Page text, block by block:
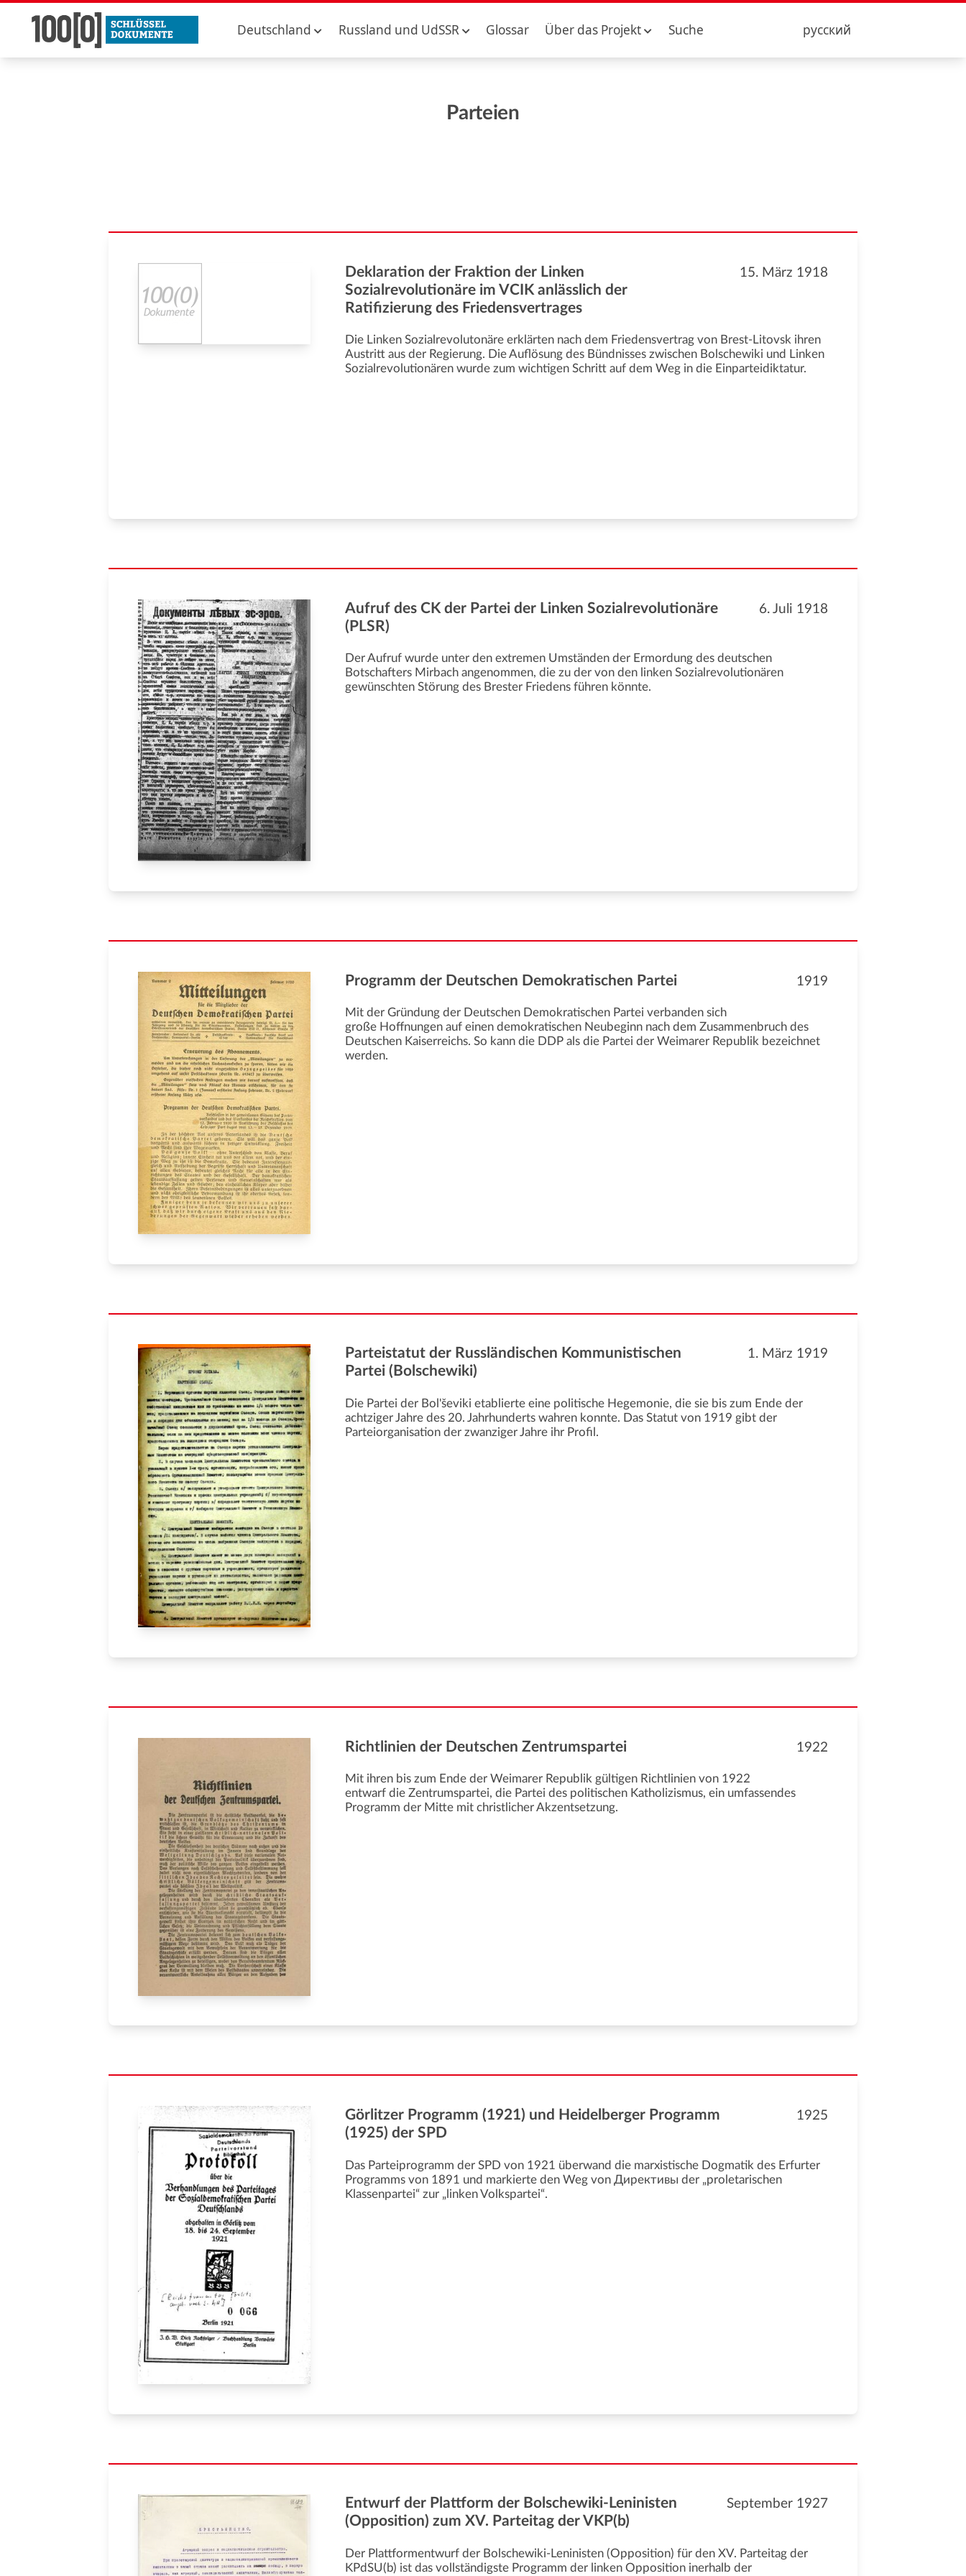
Deutschland Russland und UdSSR Glossar Über das Projekt Suche русский
Parteien
15. März 1918
Deklaration der Fraktion der Linken
Sozialrevolutionäre im VCIK anlässlich der
Ratifizierung des Friedensvertrages
Die Linken Sozialrevolutonäre erklärten nach dem Friedensvertrag von Brest-Litovsk ihren
Austritt aus der Regierung. Die Auflösung des Bündnisses zwischen Bolschewiki und Linken
Sozialrevolutionären wurde zum wichtigen Schritt auf dem Weg in die Einparteidiktatur.
6. Juli 1918
Aufruf des CK der Partei der Linken Sozialrevolutionäre
(PLSR)
Der Aufruf wurde unter den extremen Umständen der Ermordung des deutschen
Botschafters Mirbach angenommen, die zu der von den linken Sozialrevolutionären
gewünschten Störung des Brester Friedens führen könnte.
1919
Programm der Deutschen Demokratischen Partei
Mit der Gründung der Deutschen Demokratischen Partei verbanden sich
große Hoffnungen auf einen demokratischen Neubeginn nach dem Zusammenbruch des
Deutschen Kaiserreichs. So kann die DDP als die Partei der Weimarer Republik bezeichnet
werden.
1. März 1919
Parteistatut der Russländischen Kommunistischen
Partei (Bolschewiki)
Die Partei der Bol'ševiki etablierte eine politische Hegemonie, die sie bis zum Ende der
achtziger Jahre des 20. Jahrhunderts wahren konnte. Das Statut von 1919 gibt der
Parteiorganisation der zwanziger Jahre ihr Profil.
1922
Richtlinien der Deutschen Zentrumspartei
Mit ihren bis zum Ende der Weimarer Republik gültigen Richtlinien von 1922
entwarf die Zentrumspartei, die Partei des politischen Katholizismus, ein umfassendes
Programm der Mitte mit christlicher Akzentsetzung.
1925
Görlitzer Programm (1921) und Heidelberger Programm
(1925) der SPD
Das Parteiprogramm der SPD von 1921 überwand die marxistische Dogmatik des Erfurter
Programms von 1891 und markierte den Weg von Директивы der „proletarischen
Klassenpartei“ zur „linken Volkspartei“.
September 1927
Entwurf der Plattform der Bolschewiki-Leninisten
(Opposition) zum XV. Parteitag der VKP(b)
Der Plattformentwurf der Bolschewiki-Leninisten (Opposition) für den XV. Parteitag der
KPdSU(b) ist das vollständigste Programm der linken Opposition inerhalb der